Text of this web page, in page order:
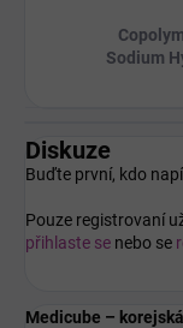
Sodium
Diskuze
Buďte první, kdo
Pouze registrovaní
přihlaste se nebo se
Medicube –